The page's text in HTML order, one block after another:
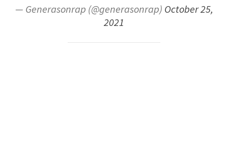
— Generasonrap (@generasonrap) October 25,
2021